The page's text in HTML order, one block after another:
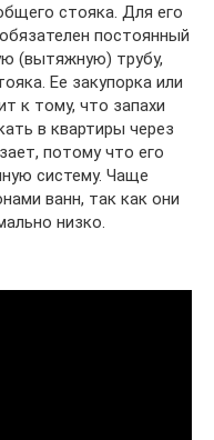
стояка. Для его
постоянный
(вытяжную) трубу,
Ее закупорка или
к тому, что запахи
в квартиры через
потому что его
систему. Чаще
ванн, так как они
низко.